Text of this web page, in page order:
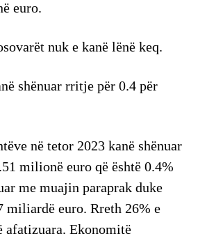
euro.
nuk e kanë lënë keq.
shënuar rritje për 0.4 për
në tetor 2023 kanë shënuar
milionë euro që është 0.4%
me muajin paraprak duke
miliardë euro. Rreth 26% e
afatizuara. Ekonomitë